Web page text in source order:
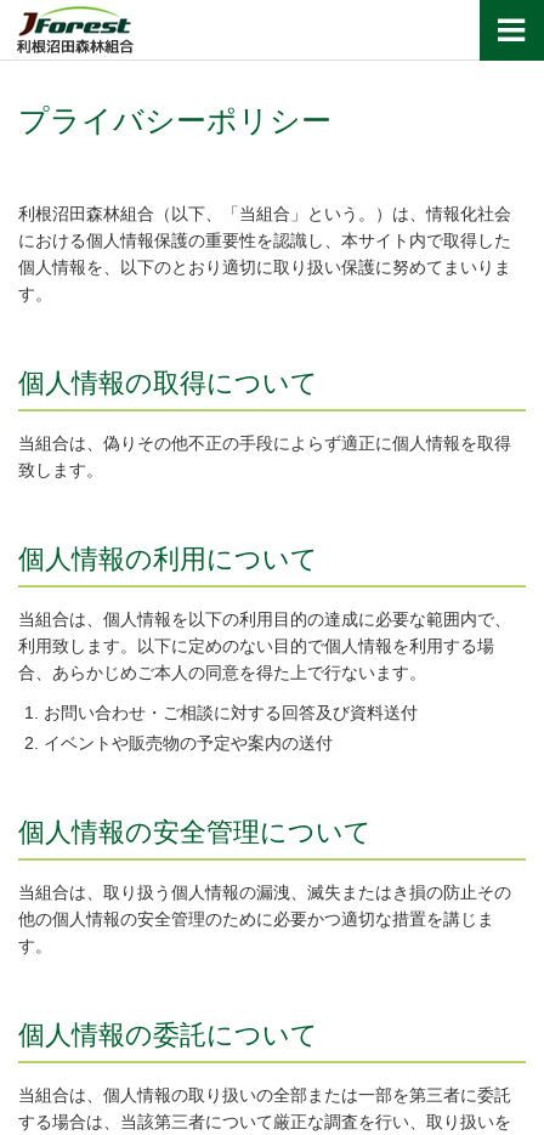
プライバシーポリシー
利根沼田森林組合（以下、「当組合」という。）は、情報化社会
における個人情報保護の重要性を認識し、本サイト内で取得した
個人情報を、以下のとおり適切に取り扱い保護に努めてまいりま
す。
個人情報の取得について
当組合は、偽りその他不正の手段によらず適正に個人情報を取得
致します。
個人情報の利用について
当組合は、個人情報を以下の利用目的の達成に必要な範囲内で、
利用致します。以下に定めのない目的で個人情報を利用する場
合、あらかじめご本人の同意を得た上で行ないます。
お問い合わせ・ご相談に対する回答及び資料送付
イベントや販売物の予定や案内の送付
個人情報の安全管理について
当組合は、取り扱う個人情報の漏洩、滅失またはき損の防止その
他の個人情報の安全管理のために必要かつ適切な措置を講じま
す。
個人情報の委託について
当組合は、個人情報の取り扱いの全部または一部を第三者に委託
する場合は、当該第三者について厳正な調査を行い、取り扱いを